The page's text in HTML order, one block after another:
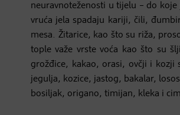
neuravnoteženosti u tijelu – do
vruća jela spadaju kariji, čili,
mesa. Žitarice, kao što su riža,
tople važe vrste voća kao što su
grožđice, kakao, orasi, ovčji i kozji
jegulja, kozice, jastog, bakalar,
bosiljak, origano, timijan, kleka i